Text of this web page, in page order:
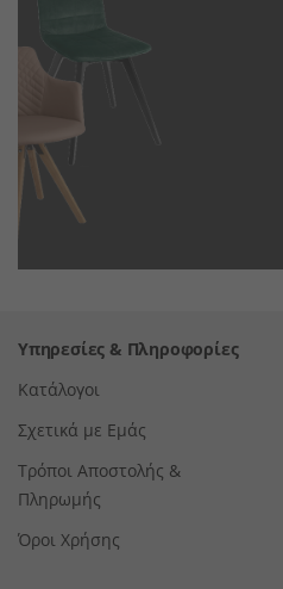
Υπηρεσίες & Πληροφορίες
Κατάλογοι
Σχετικά με Εμάς
Τρόποι Αποστολής &
Πληρωμής
Όροι Χρήσης